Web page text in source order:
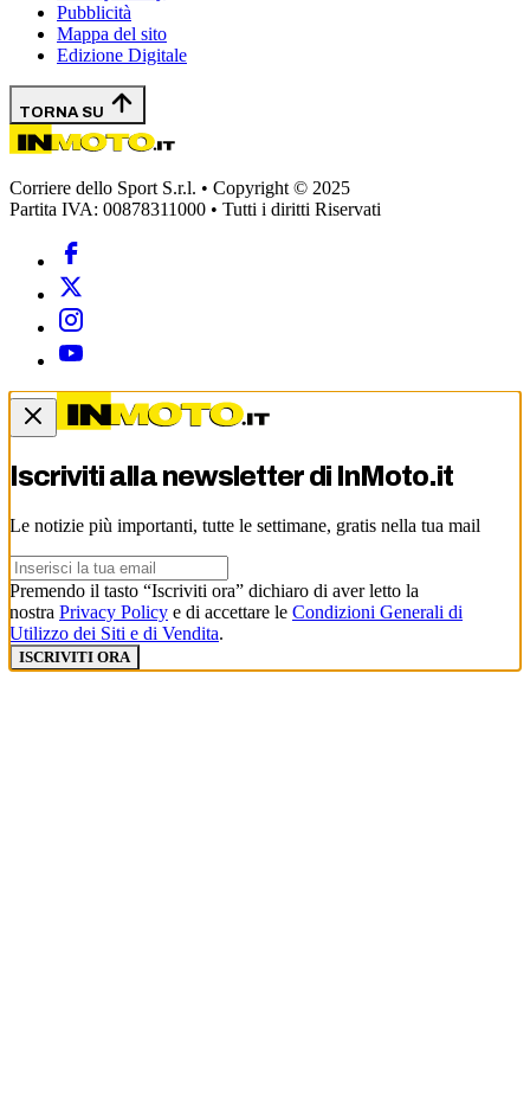
Pubblicità
Mappa del sito
Edizione Digitale
TORNA SU
Corriere dello Sport S.r.l. • Copyright © 2025
Partita IVA: 00878311000 • Tutti i diritti Riservati
Iscriviti alla newsletter di InMoto.it
Le notizie più importanti, tutte le settimane, gratis nella tua mail
Premendo il tasto “Iscriviti ora” dichiaro di aver letto la
nostra Privacy Policy e di accettare le Condizioni Generali di
Utilizzo dei Siti e di Vendita.
ISCRIVITI ORA